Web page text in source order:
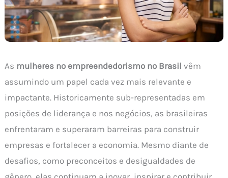
As mulheres no empreendedorismo no Brasil vêm
assumindo um papel cada vez mais relevante e
impactante. Historicamente sub-representadas em
posições de liderança e nos negócios, as brasileiras
enfrentaram e superaram barreiras para construir
empresas e fortalecer a economia. Mesmo diante de
desafios, como preconceitos e desigualdades de